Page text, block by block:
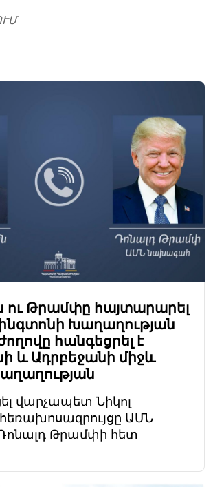
ու Թրամփը հայտարարել
Խաղաղության
հանգեցրել է
և Ադրբեջանի միջև
վարչապետ Նիկոլ
ԱՄՆ
Թրամփի հետ